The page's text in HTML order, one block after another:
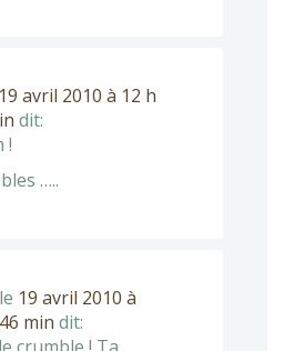
19 avril 2010 à 12 h
dit:
!
…..
le 19 avril 2010 à
min dit: